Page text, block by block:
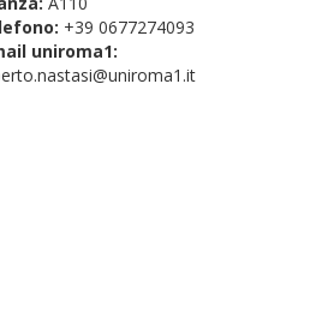
+39 0677274093
uniroma1: